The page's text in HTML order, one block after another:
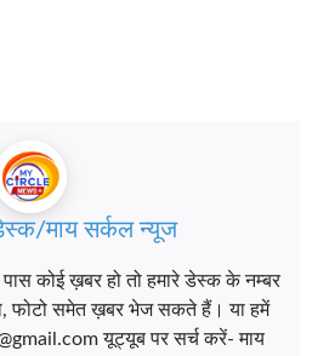
माय सर्कल न्यूज
कोई ख़बर हो तो हमारे डेस्क के नम्बर
फोटो समेत ख़बर भेज सकते हैं। या हमें
यूट्यूब पर सर्च करें- माय